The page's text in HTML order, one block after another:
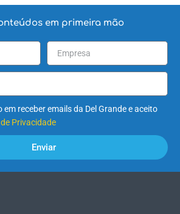
em primeira mão
em receber emails da Del Grande e aceito
Privacidade
Enviar